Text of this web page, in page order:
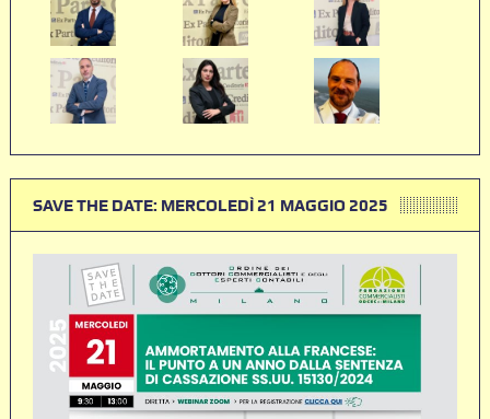
SAVE THE DATE: MERCOLEDÌ 21 MAGGIO 2025